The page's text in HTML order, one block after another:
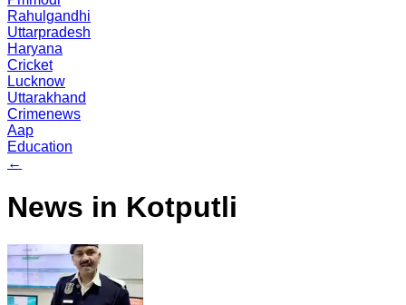
Rahulgandhi
Uttarpradesh
Haryana
Cricket
Lucknow
Uttarakhand
Crimenews
Aap
Education
←
News in Kotputli